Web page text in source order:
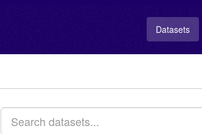
Datasets